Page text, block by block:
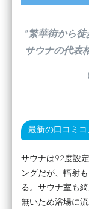
”繁華街から
サウナの代表
(
最新の口コミコ
サウナは92度設
ングだが、輻射
る。サウナ室も
無いため浴場に